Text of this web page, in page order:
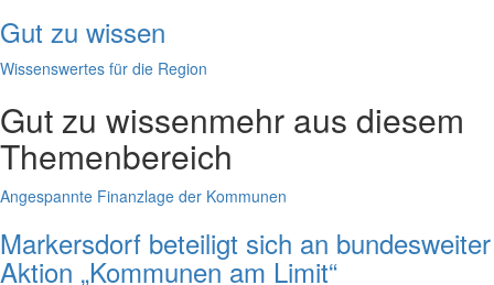
Gut zu wissen
Wissenswertes für die Region
Gut zu wissenmehr aus diesem
Themenbereich
Angespannte Finanzlage der Kommunen
Markersdorf beteiligt sich an bundesweiter
Aktion „Kommunen am Limit“